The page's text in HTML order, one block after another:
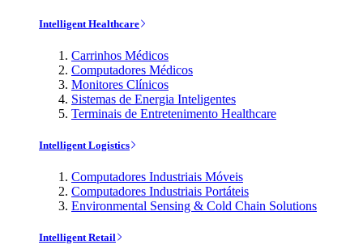
Intelligent Healthcare
Carrinhos Médicos
Computadores Médicos
Monitores Clínicos
Sistemas de Energia Inteligentes
Terminais de Entretenimento Healthcare
Intelligent Logistics
Computadores Industriais Móveis
Computadores Industriais Portáteis
Environmental Sensing & Cold Chain Solutions
Intelligent Retail